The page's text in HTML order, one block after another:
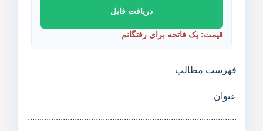
دریافت فایل
قیمت: یک فاتحه برای رفتگانم
فهرست مطالب
عنوان
.........................................................................................